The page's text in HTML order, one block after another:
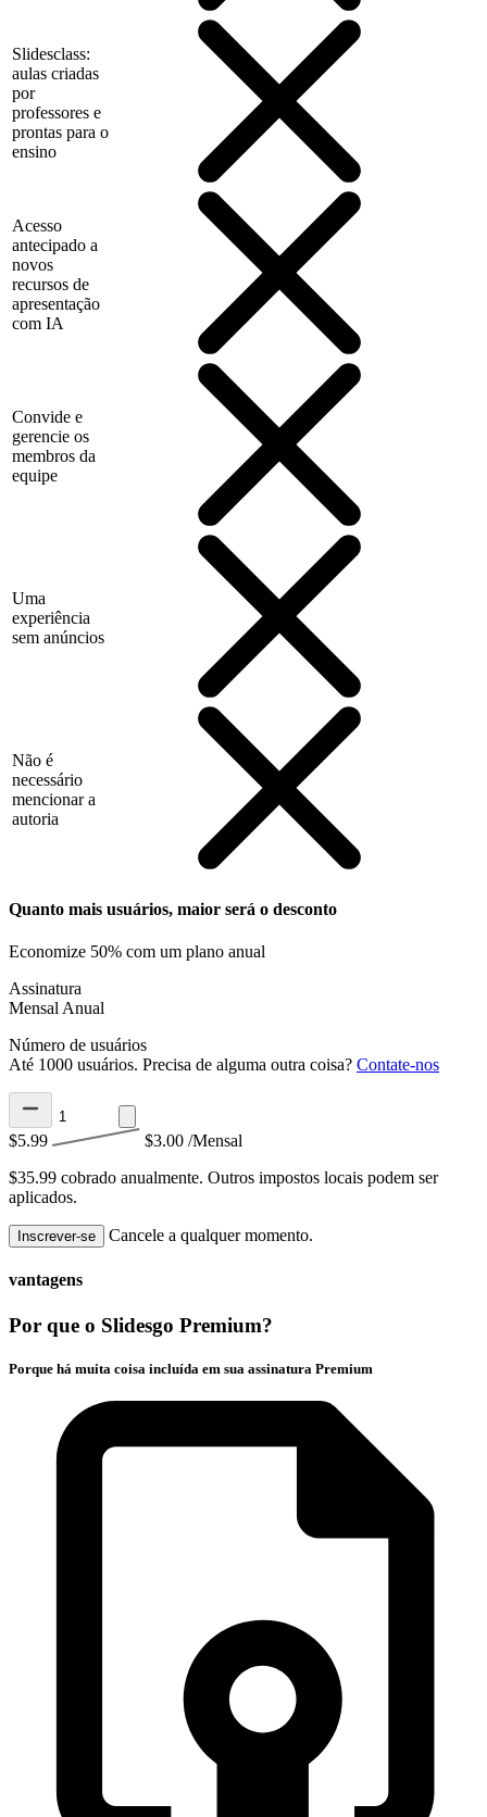
Slidesclass:
aulas criadas
por
professores e
prontas para o
ensino
Acesso
antecipado a
novos
recursos de
apresentação
com IA
Convide e
gerencie os
membros da
equipe
Uma
experiência
sem anúncios
Não é
necessário
mencionar a
autoria
Quanto mais usuários, maior será o desconto
Economize 50% com um plano anual
Assinatura
Mensal Anual
Número de usuários
Até 1000 usuários. Precisa de alguma outra coisa? Contate-nos
$5.99 $3.00 /Mensal
$35.99 cobrado anualmente. Outros impostos locais podem ser
aplicados.
Inscrever-se Cancele a qualquer momento.
vantagens
Por que o Slidesgo Premium?
Porque há muita coisa incluída em sua assinatura Premium